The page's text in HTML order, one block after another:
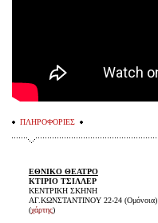
ΠΛΗΡΟΦΟΡΙΕΣ
ΕΘΝΙΚΟ ΘΕΑΤΡΟ
ΚΤΙΡΙΟ ΤΣΙΛΛΕΡ
ΚΕΝΤΡΙΚΗ ΣΚΗΝΗ
ΑΓ.ΚΩΝΣΤΑΝΤΙΝΟΥ 22-24 (Ομόνοια)
(χάρτης)